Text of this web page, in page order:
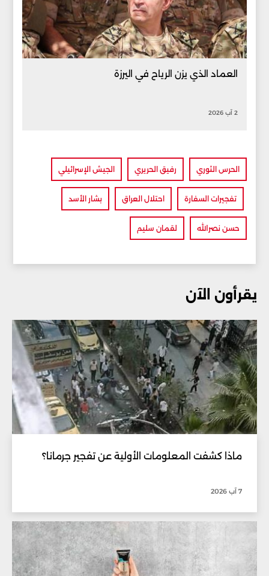
العماد الذي يزن الرياح في اليرزة
2 آب 2026
الحرس الثوري رفيق الحريري الجيش الإسرائيلي
تفجيرات السفارة احتلال العراق بشار الأسد
حسن نصرالله لقمان سليم
يقرأون الآن
ماذا كشفت المعلومات الأولية عن تفجير جرمانا؟
7 آب 2026